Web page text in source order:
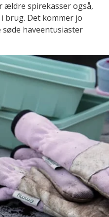
ældre spirekasser også,
brug. Det kommer jo
haveentusiaster